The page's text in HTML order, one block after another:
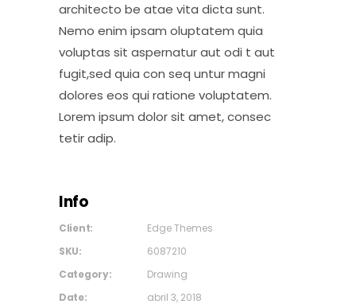
architecto be atae vita dicta sunt.
Nemo enim ipsam oluptatem quia
voluptas sit aspernatur aut odi t aut
fugit,sed quia con seq untur magni
dolores eos qui ratione voluptatem.
Lorem ipsum dolor sit amet, consec
tetir adip.
Info
Client:
Edge Themes
SKU:
6087210
Category:
Drawing
Date:
abril 3, 2018